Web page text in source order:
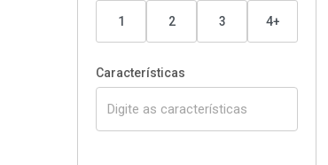
1 2 3 4+
Características